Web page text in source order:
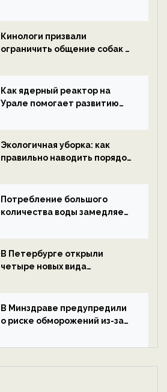
ECOportal
Кинологи призвали
ограничить общение собак с
ECOportal
Как ядерный реактор на
Урале помогает развитию
ECOportal
Экологичная уборка: как
правильно наводить порядок
Потребление большого
количества воды замедляет
В Петербурге открыли
четыре новых вида
экологии на ECOportal
В Минздраве предупредили
о риске обморожений из-за
на ECOportal